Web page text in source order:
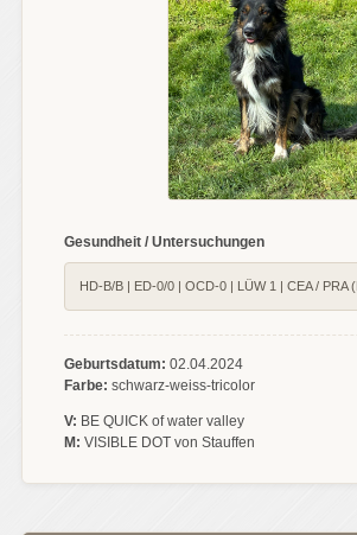
Gesundheit / Untersuchungen
HD-B/B | ED-0/0 | OCD-0 | LÜW 1 | CEA / PRA
Geburtsdatum: 02.04.2024
Farbe: schwarz-weiss-tricolor
V: BE QUICK of water valley
M: VISIBLE DOT von Stauffen